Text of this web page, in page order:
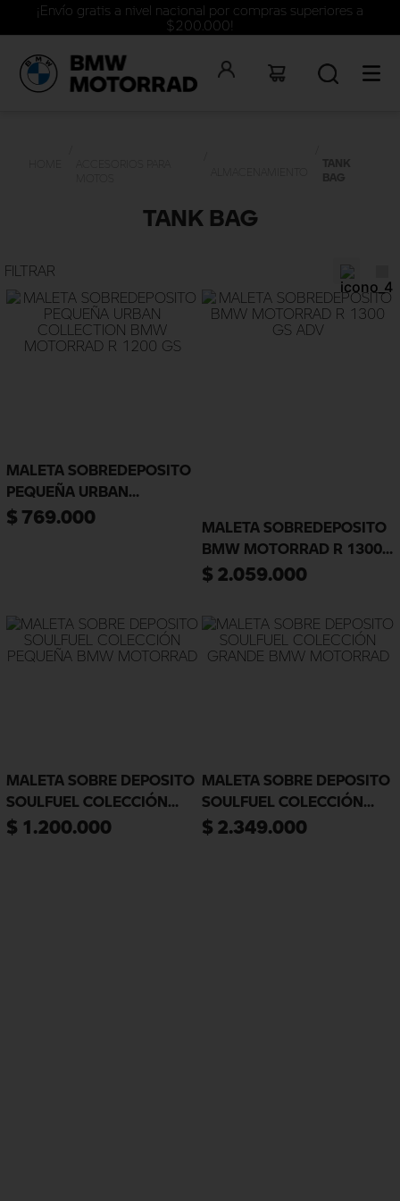
¡Envío gratis a nivel nacional por compras superiores a
$200.000!
TANK BAG
MALETA SOBREDEPOSITO
PEQUEÑA URBAN
COLLECTION BMW
$ 769.000
MALETA SOBREDEPOSITO
BMW MOTORRAD R 1300
GS ADV
$ 2.059.000
MALETA SOBRE DEPOSITO
SOULFUEL COLECCIÓN
PEQUEÑA BMW
$ 1.200.000
MALETA SOBRE DEPOSITO
SOULFUEL COLECCIÓN
GRANDE BMW
$ 2.349.000